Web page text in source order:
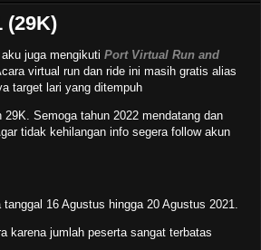
(29K)
juga mengikuti Port Virtual Run and
virtual run dan ride ini masih gratis alias
target lari yang ditempuh
Semoga tahun 2022 mendatang dan
tidak kehilangan info segera follow akun
16 Agustus hingga 20 Agustus 2021.
karena jumlah peserta sangat terbatas